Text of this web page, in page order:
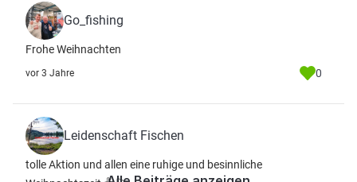
Go_fishing
Frohe Weihnachten
vor 3 Jahre 0
Leidenschaft Fischen
tolle Aktion und allen eine ruhige und besinnliche